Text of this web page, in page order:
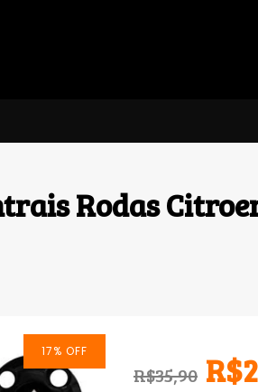
Rodas
17% OFF
R$35,90